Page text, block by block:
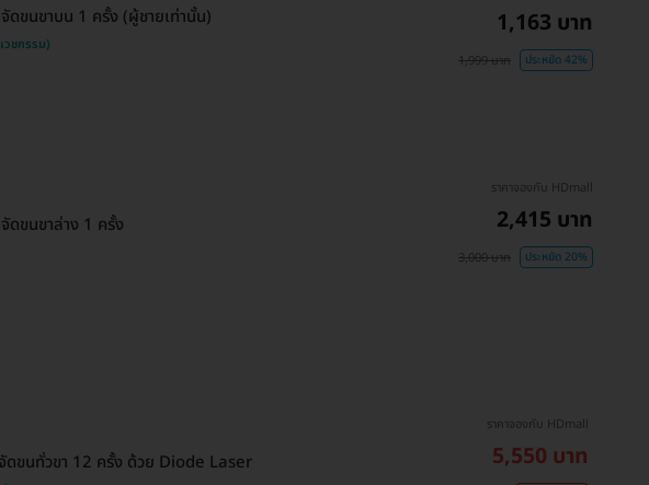
ดขนขาบน 1 ครั้ง (ผู้ชายเท่านั้น)
วชกรรม)
1,163 บาท
1,999 บาท ประหยัด 42%
ดขนขาล่าง 1 ครั้ง
ราคาจองกับ HDmall
2,415 บาท
3,000 บาท ประหยัด 20%
ดขนทั่วขา 12 ครั้ง ด้วย Diode Laser
ราคาจองกับ HDmall
5,550 บาท